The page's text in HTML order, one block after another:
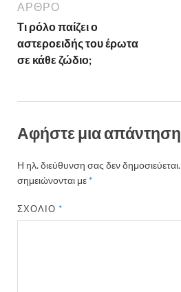
ΆΡΘΡΟ
Τι ρόλο παίζει ο
αστεροειδής του έρωτα
σε κάθε ζώδιο;
Αφήστε μια απάντηση
Η ηλ. διεύθυνση σας δεν δημοσιεύεται.
σημειώνονται με *
ΣΧΌΛΙΟ*